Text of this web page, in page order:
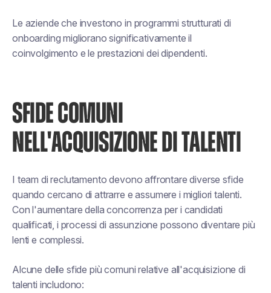
Le aziende che investono in programmi strutturati di
onboarding migliorano significativamente il
coinvolgimento e le prestazioni dei dipendenti.
SFIDE COMUNI
NELL'ACQUISIZIONE DI TALENTI
I team di reclutamento devono affrontare diverse sfide
quando cercano di attrarre e assumere i migliori talenti.
Con l'aumentare della concorrenza per i candidati
qualificati, i processi di assunzione possono diventare più
lenti e complessi.
Alcune delle sfide più comuni relative all'acquisizione di
talenti includono: